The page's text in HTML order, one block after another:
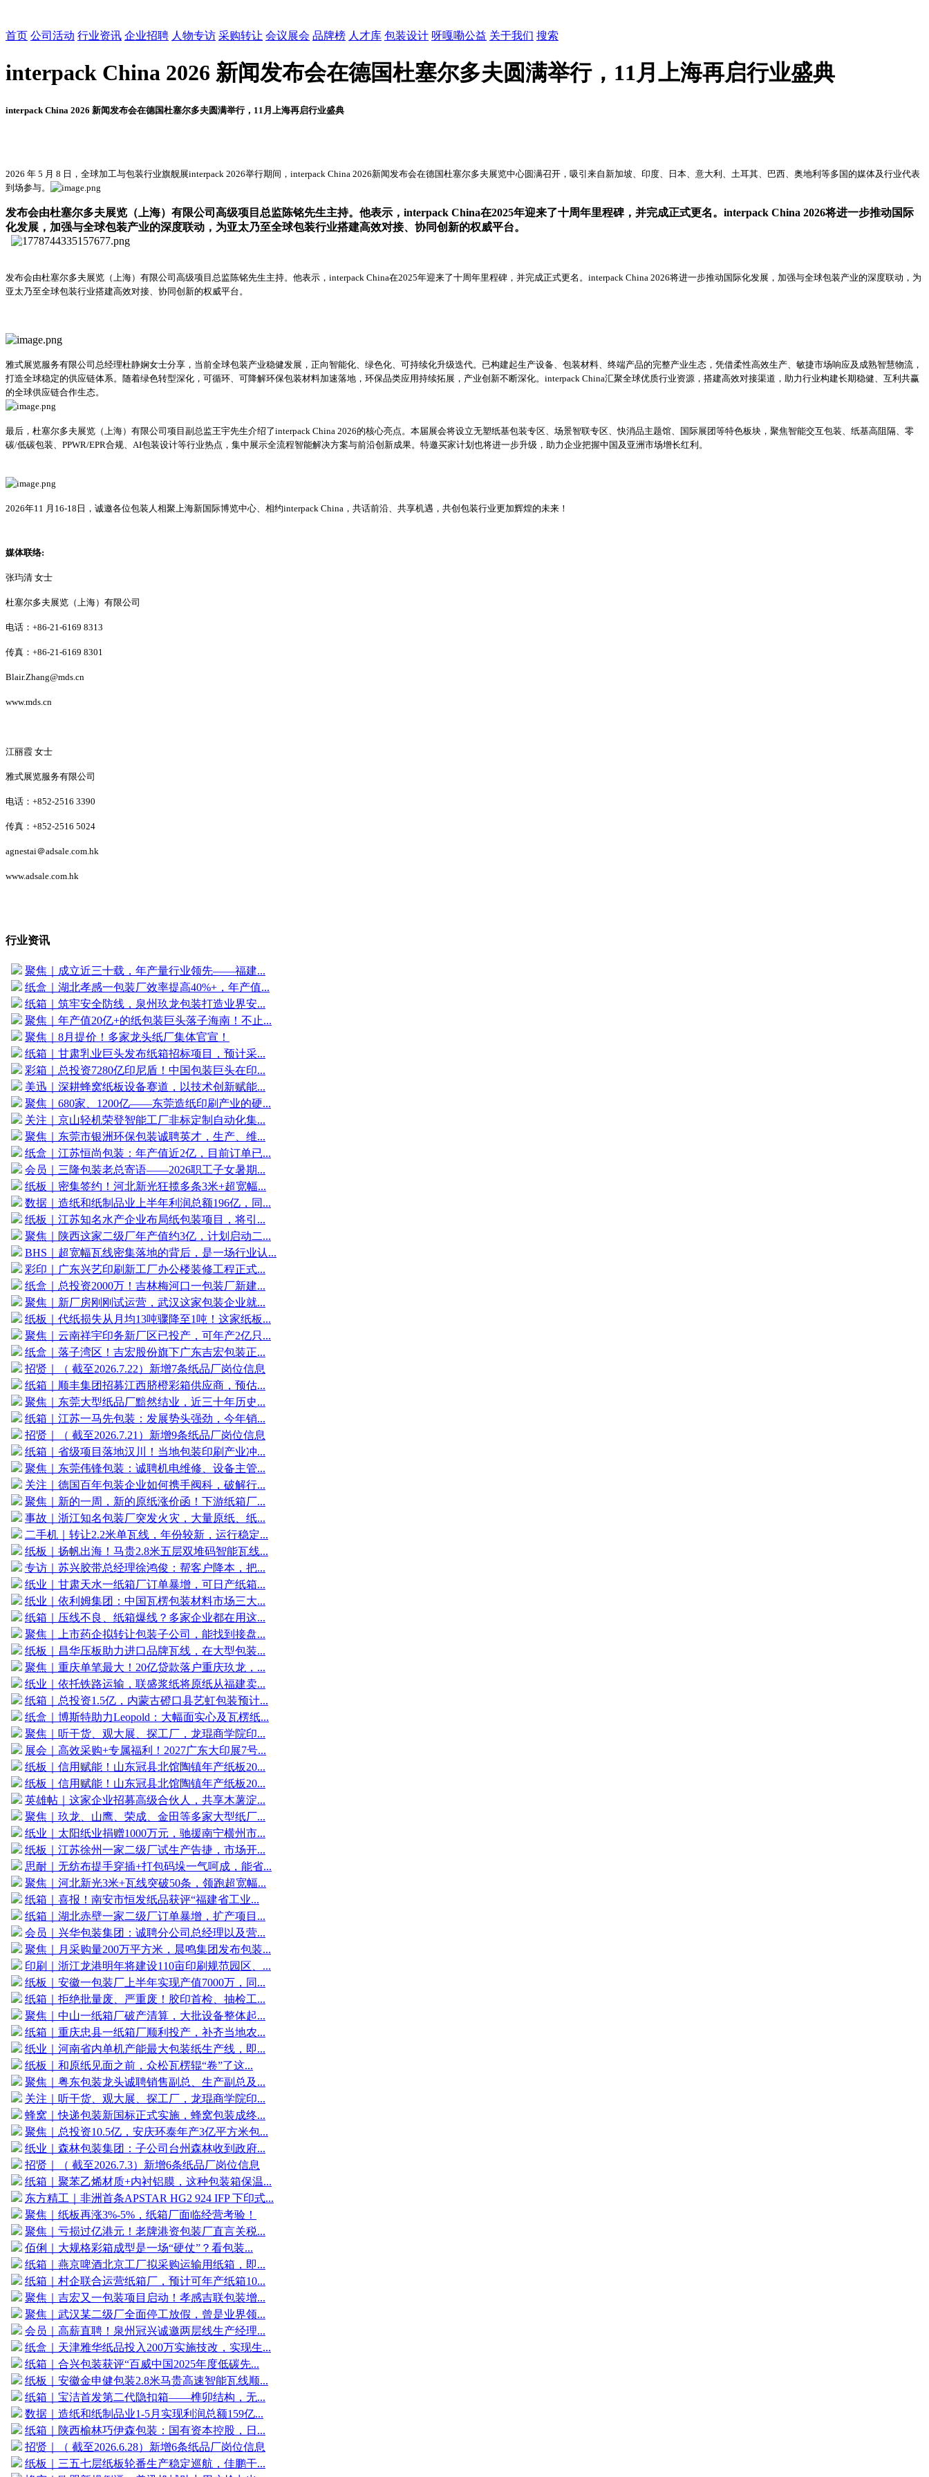
首页 公司活动 行业资讯 企业招聘 人物专访 采购转让 会议展会 品牌榜 人才库 包装设计 呀嘎嘞公益 关于我们 搜索
interpack China 2026 新闻发布会在德国杜塞尔多夫圆满举行，11月上海再启行业盛典
interpack China 2026 新闻发布会在德国杜塞尔多夫圆满举行，11月上海再启行业盛典
2026 年 5 月 8 日，全球加工与包装行业旗舰展interpack 2026举行期间，interpack China 2026新闻发布会在德国杜塞尔多夫展览中心圆满召开，吸引来自新加坡、印度、日本、意大利、土耳其、巴西、奥地利等多国的媒体及行业代表
到场参与。
发布会由杜塞尔多夫展览（上海）有限公司高级项目总监陈铭先生主持。他表示，interpack China在2025年迎来了十周年里程碑，并完成正式更名。interpack China 2026将进一步推动国际
化发展，加强与全球包装产业的深度联动，为亚太乃至全球包装行业搭建高效对接、协同创新的权威平台。
发布会由杜塞尔多夫展览（上海）有限公司高级项目总监陈铭先生主持。他表示，interpack China在2025年迎来了十周年里程碑，并完成正式更名。interpack China 2026将进一步推动国际化发展，加强与全球包装产业的深度联动，为
亚太乃至全球包装行业搭建高效对接、协同创新的权威平台。
雅式展览服务有限公司总经理杜静娴女士分享，当前全球包装产业稳健发展，正向智能化、绿色化、可持续化升级迭代。已构建起生产设备、包装材料、终端产品的完整产业生态，凭借柔性高效生产、敏捷市场响应及成熟智慧物流，
打造全球稳定的供应链体系。随着绿色转型深化，可循环、可降解环保包装材料加速落地，环保品类应用持续拓展，产业创新不断深化。interpack China汇聚全球优质行业资源，搭建高效对接渠道，助力行业构建长期稳健、互利共赢
的全球供应链合作生态。
最后，杜塞尔多夫展览（上海）有限公司项目副总监王宇先生介绍了interpack China 2026的核心亮点。本届展会将设立无塑纸基包装专区、场景智联专区、快消品主题馆、国际展团等特色板块，聚焦智能交互包装、纸基高阻隔、零
碳/低碳包装、PPWR/EPR合规、AI包装设计等行业热点，集中展示全流程智能解决方案与前沿创新成果。特邀买家计划也将进一步升级，助力企业把握中国及亚洲市场增长红利。
2026年11 月16-18日，诚邀各位包装人相聚上海新国际博览中心、相约interpack China，共话前沿、共享机遇，共创包装行业更加辉煌的未来！
媒体联络:
张玙清 女士
杜塞尔多夫展览（上海）有限公司
电话：+86-21-6169 8313
传真：+86-21-6169 8301
Blair.Zhang@mds.cn
www.mds.cn
江丽霞 女士
雅式展览服务有限公司
电话：+852-2516 3390
传真：+852-2516 5024
agnestai＠adsale.com.hk
www.adsale.com.hk
行业资讯
聚焦｜成立近三十载，年产量行业领先——福建...
纸盒｜湖北孝感一包装厂效率提高40%+，年产值...
纸箱｜筑牢安全防线，泉州玖龙包装打造业界安...
聚焦｜年产值20亿+的纸包装巨头落子海南！不止...
聚焦｜8月提价！多家龙头纸厂集体官宣！
纸箱｜甘肃乳业巨头发布纸箱招标项目，预计采...
彩箱｜总投资7280亿印尼盾！中国包装巨头在印...
美迅｜深耕蜂窝纸板设备赛道，以技术创新赋能...
聚焦｜680家、1200亿——东莞造纸印刷产业的硬...
关注｜京山轻机荣登智能工厂非标定制自动化集...
聚焦｜东莞市银洲环保包装诚聘英才，生产、维...
纸盒｜江苏恒尚包装：年产值近2亿，目前订单已...
会员｜三隆包装老总寄语——2026职工子女暑期...
纸板｜密集签约！河北新光狂揽多条3米+超宽幅...
数据｜造纸和纸制品业上半年利润总额196亿，同...
纸板｜江苏知名水产企业布局纸包装项目，将引...
聚焦｜陕西这家二级厂年产值约3亿，计划启动二...
BHS｜超宽幅瓦线密集落地的背后，是一场行业认...
彩印｜广东兴艺印刷新工厂办公楼装修工程正式...
纸盒｜总投资2000万！吉林梅河口一包装厂新建...
聚焦｜新厂房刚刚试运营，武汉这家包装企业就...
纸板｜代纸损失从月均13吨骤降至1吨！这家纸板...
聚焦｜云南祥宇印务新厂区已投产，可年产2亿只...
纸盒｜落子湾区！吉宏股份旗下广东吉宏包装正...
招贤｜（ 截至2026.7.22）新增7条纸品厂岗位信息
纸箱｜顺丰集团招募江西脐橙彩箱供应商，预估...
聚焦｜东莞大型纸品厂黯然结业，近三十年历史...
纸箱｜江苏一马先包装：发展势头强劲，今年销...
招贤｜（ 截至2026.7.21）新增9条纸品厂岗位信息
纸箱｜省级项目落地汉川！当地包装印刷产业冲...
聚焦｜东莞伟锋包装：诚聘机电维修、设备主管...
关注｜德国百年包装企业如何携手阀科，破解行...
聚焦｜新的一周，新的原纸涨价函！下游纸箱厂...
事故｜浙江知名包装厂突发火灾，大量原纸、纸...
二手机｜转让2.2米单瓦线，年份较新，运行稳定...
纸板｜扬帆出海！马贵2.8米五层双堆码智能瓦线...
专访｜苏兴胶带总经理徐鸿俊：帮客户降本，把...
纸业｜甘肃天水一纸箱厂订单暴增，可日产纸箱...
纸业｜依利姆集团：中国瓦楞包装材料市场三大...
纸箱｜压线不良、纸箱爆线？多家企业都在用这...
聚焦｜上市药企拟转让包装子公司，能找到接盘...
纸板｜昌华压板助力进口品牌瓦线，在大型包装...
聚焦｜重庆单笔最大！20亿贷款落户重庆玖龙，...
纸业｜依托铁路运输，联盛浆纸将原纸从福建卖...
纸箱｜总投资1.5亿，内蒙古磴口县艺虹包装预计...
纸盒｜博斯特助力Leopold：大幅面实心及瓦楞纸...
聚焦｜听干货、观大展、探工厂，龙琨商学院印...
展会｜高效采购+专属福利！2027广东大印展7号...
纸板｜信用赋能！山东冠县北馆陶镇年产纸板20...
纸板｜信用赋能！山东冠县北馆陶镇年产纸板20...
英雄帖｜这家企业招募高级合伙人，共享木薯淀...
聚焦｜玖龙、山鹰、荣成、金田等多家大型纸厂...
纸业｜太阳纸业捐赠1000万元，驰援南宁横州市...
纸板｜江苏徐州一家二级厂试生产告捷，市场开...
思耐｜无纺布提手穿插+打包码垛一气呵成，能省...
聚焦｜河北新光3米+瓦线突破50条，领跑超宽幅...
纸箱｜喜报！南安市恒发纸品获评“福建省工业...
纸箱｜湖北赤壁一家二级厂订单暴增，扩产项目...
会员｜兴华包装集团：诚聘分公司总经理以及营...
聚焦｜月采购量200万平方米，晨鸣集团发布包装...
印刷｜浙江龙港明年将建设110亩印刷规范园区、...
纸板｜安徽一包装厂上半年实现产值7000万，同...
纸箱｜拒绝批量废、严重废！胶印首检、抽检工...
聚焦｜中山一纸箱厂破产清算，大批设备整体起...
纸箱｜重庆忠县一纸箱厂顺利投产，补齐当地农...
纸业｜河南省内单机产能最大包装纸生产线，即...
纸板｜和原纸见面之前，众松瓦楞辊“卷”了这...
聚焦｜粤东包装龙头诚聘销售副总、生产副总及...
关注｜听干货、观大展、探工厂，龙琨商学院印...
蜂窝｜快递包装新国标正式实施，蜂窝包装成终...
聚焦｜总投资10.5亿，安庆环泰年产3亿平方米包...
纸业｜森林包装集团：子公司台州森林收到政府...
招贤｜（ 截至2026.7.3）新增6条纸品厂岗位信息
纸箱｜聚苯乙烯材质+内衬铝膜，这种包装箱保温...
东方精工｜非洲首条APSTAR HG2 924 IFP 下印式...
聚焦｜纸板再涨3%-5%，纸箱厂面临经营考验！
聚焦｜亏损过亿港元！老牌港资包装厂直言关税...
佰俐｜大规格彩箱成型是一场“硬仗”？看包装...
纸箱｜燕京啤酒北京工厂拟采购运输用纸箱，即...
纸箱｜村企联合运营纸箱厂，预计可年产纸箱10...
聚焦｜吉宏又一包装项目启动！孝感吉联包装增...
聚焦｜武汉某二级厂全面停工放假，曾是业界领...
会员｜高薪直聘！泉州冠兴诚邀两层线生产经理...
纸盒｜天津雅华纸品投入200万实施技改，实现生...
纸箱｜合兴包装获评“百威中国2025年度低碳先...
纸板｜安徽金申健包装2.8米马贵高速智能瓦线顺...
纸箱｜宝洁首发第二代隐扣箱——榫卯结构，无...
数据｜造纸和纸制品业1-5月实现利润总额159亿...
纸箱｜陕西榆林巧伊森包装：国有资本控股，日...
招贤｜（ 截至2026.6.28）新增6条纸品厂岗位信息
纸板｜三五七层纸板轮番生产稳定巡航，佳鹏干...